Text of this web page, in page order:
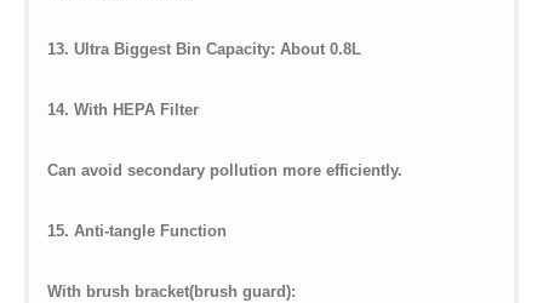
13. Ultra Biggest Bin Capacity: About 0.8L
14. With HEPA Filter
Can avoid secondary pollution more efficiently.
15. Anti-tangle Function
With brush bracket(brush guard):